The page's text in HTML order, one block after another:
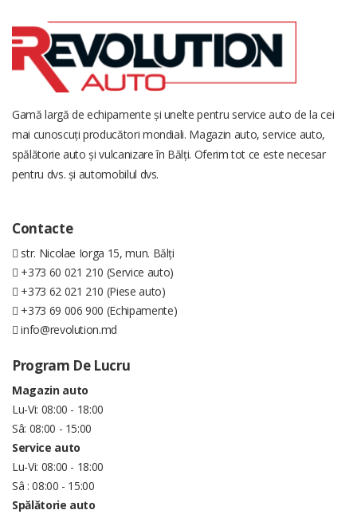
Gamă largă de echipamente și unelte pentru service auto de la cei
mai cunoscuți producători mondiali. Magazin auto, service auto,
spălătorie auto și vulcanizare în Bălți. Oferim tot ce este necesar
pentru dvs. și automobilul dvs.
Contacte
str. Nicolae Iorga 15, mun. Bălți
+373 60 021 210 (Service auto)
+373 62 021 210 (Piese auto)
+373 69 006 900 (Echipamente)
info@revolution.md
Program De Lucru
Magazin auto
Lu-Vi: 08:00 - 18:00
Sâ: 08:00 - 15:00
Service auto
Lu-Vi: 08:00 - 18:00
Sâ : 08:00 - 15:00
Spălătorie auto